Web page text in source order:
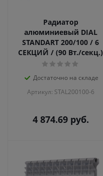
Радиатор
алюминиевый DIAL
STANDART 200/100 / 6
СЕКЦИЙ / (90 Вт./секц.)
Достаточно на складе
Артикул: STAL200100-6
4 874.69руб.